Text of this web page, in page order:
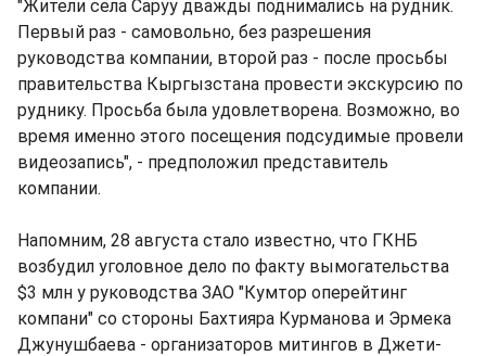
"Жители села Саруу дважды поднимались на рудник.
Первый раз - самовольно, без разрешения
руководства компании, второй раз - после просьбы
правительства Кыргызстана провести экскурсию по
руднику. Просьба была удовлетворена. Возможно, во
время именно этого посещения подсудимые провели
видеозапись", - предположил представитель
компании.
Напомним, 28 августа стало известно, что ГКНБ
возбудил уголовное дело по факту вымогательства
$3 млн у руководства ЗАО "Кумтор оперейтинг
компани" со стороны Бахтияра Курманова и Эрмека
Джунушбаева - организаторов митингов в Джети-